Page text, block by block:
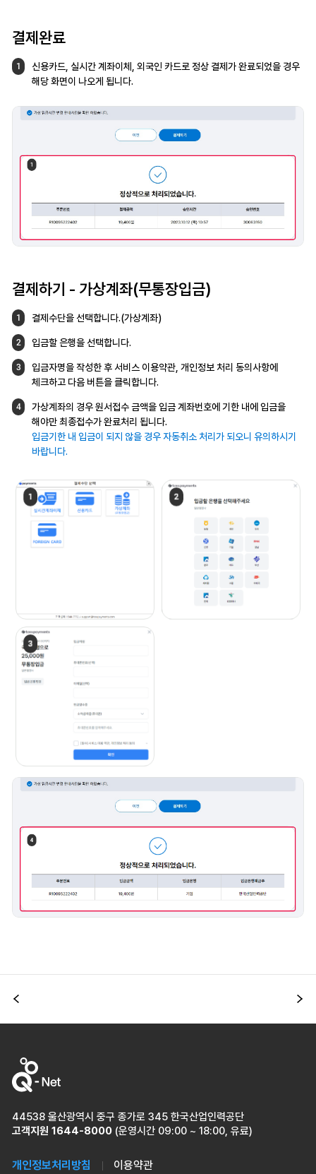
결제완료
1 신용카드, 실시간 계좌이체, 외국인 카드로정상 결제가 완료되었을 경우
해당 화면이 나오게 됩니다.
결제하기 - 가상계좌(무통장입금)
1 결제수단을 선택합니다.(가상계좌)
2 입금할 은행을 선택합니다.
3 입금자명을 작성한 후 서비스 이용약관, 개인정보 처리 동의사항에
체크하고 다음 버튼을 클릭합니다.
4 가상계좌의 경우 원서접수 금액을 입금계좌번호에 기한 내에 입금을
해야만최종접수가 완료처리 됩니다.
입금기한 내 입금이 되지 않을 경우 자동취소 처리가 되오니 유의하시기
바랍니다.
44538 울산광역시 중구 종가로 345 한국산업인력공단
고객지원 1644-8000 (운영시간 09:00 ~ 18:00, 유료)
개인정보처리방침 이용약관